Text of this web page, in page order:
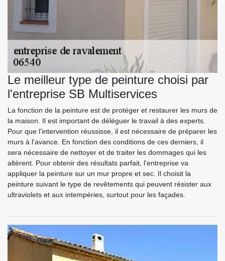
Le meilleur type de peinture choisi par
l'entreprise SB Multiservices
La fonction de la peinture est de protéger et restaurer les murs de
la maison. Il est important de déléguer le travail à des experts.
Pour que l'intervention réussisse, il est nécessaire de préparer les
murs à l'avance. En fonction des conditions de ces derniers, il
sera nécessaire de nettoyer et de traiter les dommages qui les
altèrent. Pour obtenir des résultats parfait, l'entreprise va
appliquer la peinture sur un mur propre et sec. Il choisit la
peinture suivant le type de revêtements qui peuvent résister aux
ultraviolets et aux intempéries, surtout pour les façades.